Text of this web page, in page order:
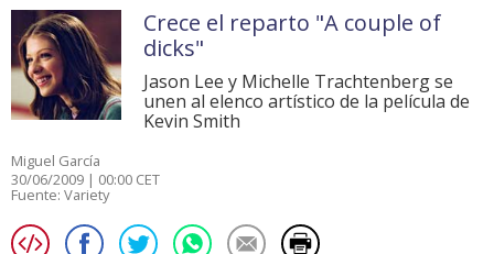
Crece el reparto "A couple of
dicks"
Jason Lee y Michelle Trachtenberg se
unen al elenco artístico de la película de
Kevin Smith
Miguel García
30/06/2009 | 00:00 CET
Fuente: Variety